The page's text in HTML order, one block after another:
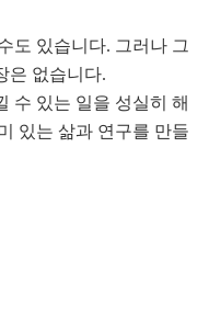
도 있습니다. 그러나 그
은 없습니다.
수 있는 일을 성실히 해
있는 삶과 연구를 만들